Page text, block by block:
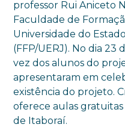
professor Rui Aniceto
Faculdade de
Universidade do
(FFP/UERJ). No dia 23
vez dos alunos do
apresentaram em
existência do projeto.
oferece aulas
de Itaboraí.